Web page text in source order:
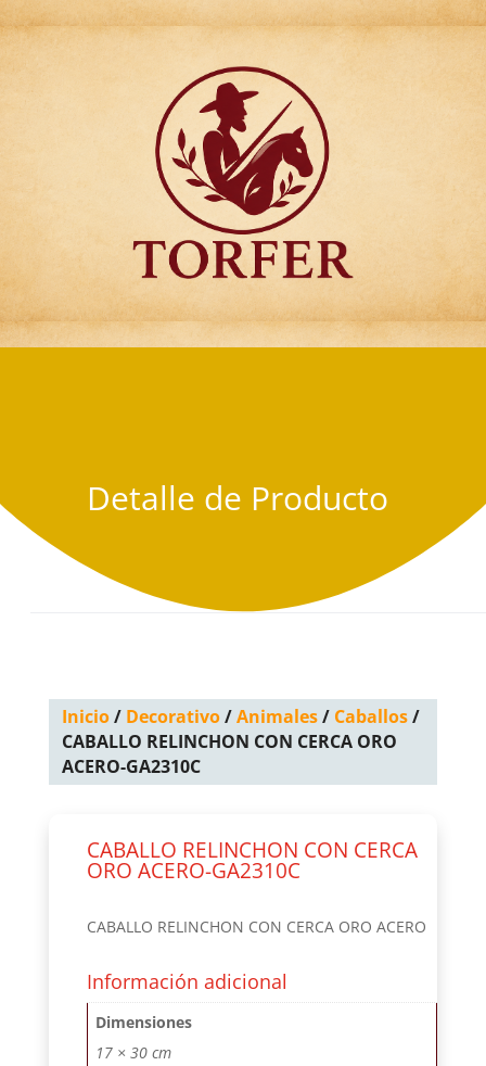
Articulos para
Regalo Torfer.
Detalle de Producto
Inicio/ Decorativo/Animales/ Caballos/
CABALLO RELINCHON CON CERCA ORO
ACERO-GA2310C
CABALLO RELINCHON CON CERCA
ORO ACERO-GA2310C
CABALLO RELINCHON CON CERCA ORO ACERO
Información adicional
Dimensiones
17 × 30 cm